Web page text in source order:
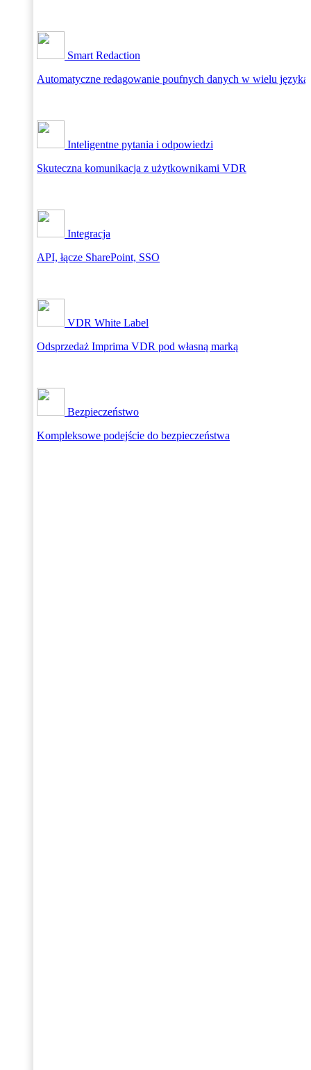
Smart Redaction
Automatyczne redagowanie poufnych danych w wielu
Inteligentne pytania i odpowiedzi
Skuteczna komunikacja z użytkownikami VDR
Integracja
API, łącze SharePoint, SSO
VDR White Label
Odsprzedaż Imprima VDR pod własną marką
Bezpieczeństwo
Kompleksowe podejście do bezpieczeństwa